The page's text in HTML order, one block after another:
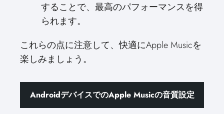
することで、最高のパフォーマンスを得
られます。
これらの点に注意して、快適にApple Musicを
楽しみましょう。
AndroidデバイスでのApple Musicの音質設定